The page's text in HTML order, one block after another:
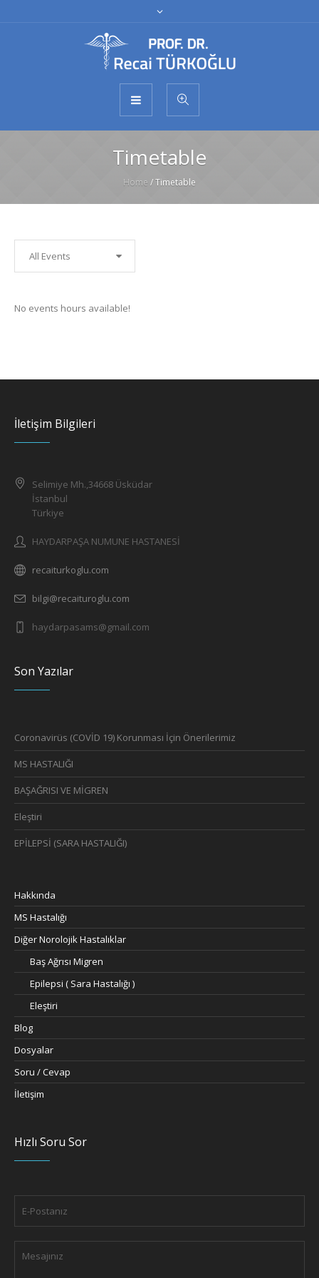
Timetable
Home /Timetable
All Events
No events hours available!
İletişim Bilgileri
Selimiye Mh.,34668 Üsküdar
İstanbul
Türkiye
HAYDARPAŞA NUMUNE HASTANESİ
recaiturkoglu.com
bilgi@recaituroglu.com
haydarpasams@gmail.com
Son Yazılar
Coronavirüs (COVİD 19) Korunması İçin Önerilerimiz
MS HASTALIĞI
BAŞAĞRISI VE MİGREN
Eleştiri
EPİLEPSİ (SARA HASTALIĞI)
Hakkında
MS Hastalığı
Diğer Norolojik Hastalıklar
Baş Ağrısı Migren
Epilepsi ( Sara Hastalığı )
Eleştiri
Blog
Dosyalar
Soru / Cevap
İletişim
Hızlı Soru Sor